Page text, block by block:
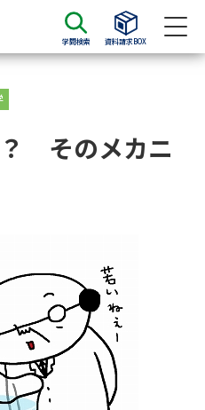
学問検索 資料請求BOX
大学院の資料請求
そのメカニ